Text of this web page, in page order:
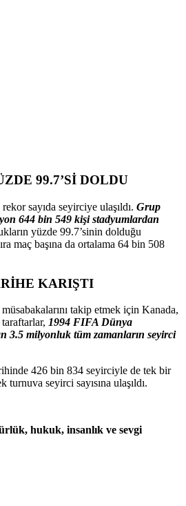
99.7’Sİ DOLDU
sayıda seyirciye ulaşıldı. Grup
644 bin 549 kişi stadyumlardan
yüzde 99.7’sinin dolduğu
maç başına da ortalama 64 bin 508
KARIŞTI
takip etmek için Kanada,
1994 FIFA Dünya
3.5 milyonluk tüm zamanların seyirci
426 bin 834 seyirciyle de tek bir
seyirci sayısına ulaşıldı.
hukuk, insanlık ve sevgi